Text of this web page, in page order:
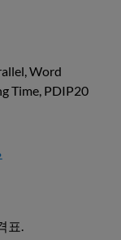
Word
Time, PDIP20
표.